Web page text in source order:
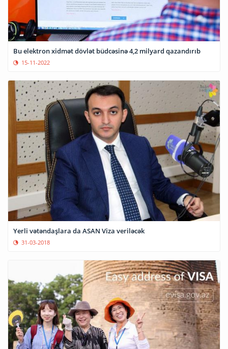
Bu elektron xidmət dövlət büdcəsinə 4,2 milyard qazandırıb
15-11-2022
Yerli vətəndaşlara da ASAN Viza veriləcək
31-03-2018